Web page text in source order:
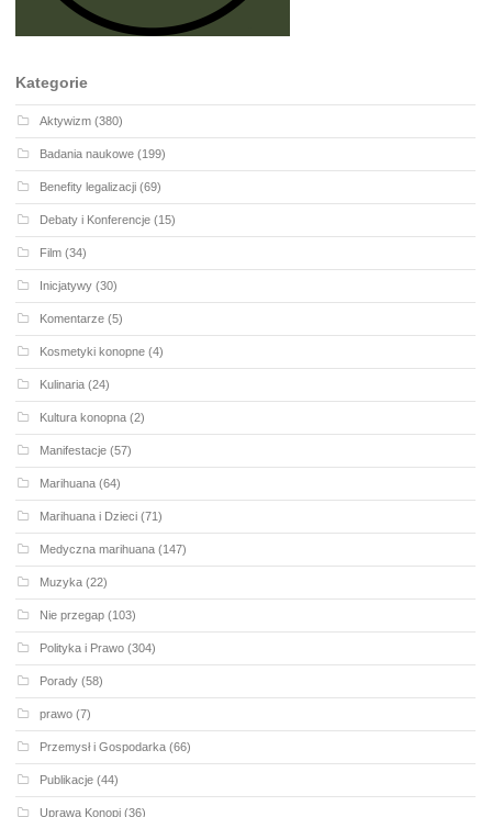
Kategorie
Aktywizm (380)
Badania naukowe (199)
Benefity legalizacji (69)
Debaty i Konferencje (15)
Film (34)
Inicjatywy (30)
Komentarze (5)
Kosmetyki konopne (4)
Kulinaria (24)
Kultura konopna (2)
Manifestacje (57)
Marihuana (64)
Marihuana i Dzieci (71)
Medyczna marihuana (147)
Muzyka (22)
Nie przegap (103)
Polityka i Prawo (304)
Porady (58)
prawo (7)
Przemysł i Gospodarka (66)
Publikacje (44)
Uprawa Konopi (36)